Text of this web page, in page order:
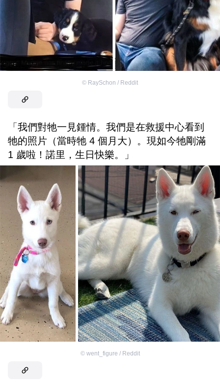
© RaySchon / Reddit
「我們對牠一見鍾情。我們是在救援中心看到
牠的照片（當時牠 4 個月大）。現如今牠剛滿
1 歲啦！諾里，生日快樂。」
© went_figure / Reddit